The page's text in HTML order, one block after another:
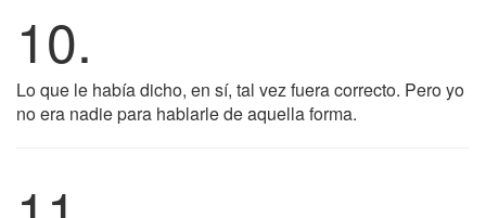
10.
Lo que le había dicho, en sí, tal vez fuera correcto. Pero yo
no era nadie para hablarle de aquella forma.